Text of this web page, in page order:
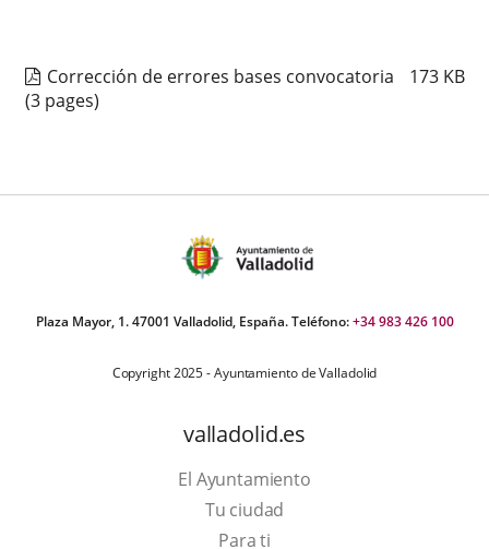
Corrección de errores bases convocatoria 173 KB
(3 pages)
Plaza Mayor, 1. 47001 Valladolid, España. Teléfono:+34 983 426 100
Copyright 2025 - Ayuntamiento de Valladolid
valladolid.es
El Ayuntamiento
Tu ciudad
Para ti